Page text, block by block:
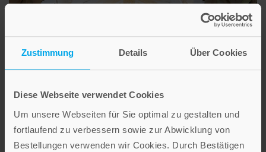
Zustimmung Details Über Cookies
Diese Webseite verwendet Cookies
Um unsere Webseiten für Sie optimal zu gestalten und
fortlaufend zu verbessern sowie zur Abwicklung von
Bestellungen verwenden wir Cookies. Durch Bestätigen